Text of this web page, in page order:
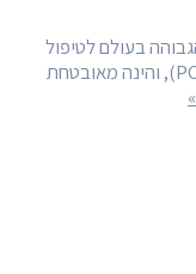
בעולם לטיפול
בכרטיסי אשראי (PCI DSS Level 1), והינה מאובטחת